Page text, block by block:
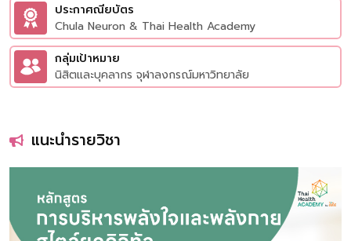
ประกาศณียบัตร
Chula Neuron & Thai Health Academy
กลุ่มเป้าหมาย
นิสิตและบุคลากร จุฬาลงกรณ์มหาวิทยาลัย
แนะนำรายวิชา